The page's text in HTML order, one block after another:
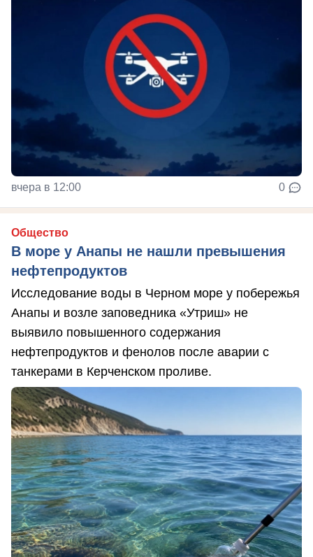
вчера в 12:00 0
Общество
В море у Анапы не нашли превышения
нефтепродуктов
Исследование воды в Черном море у побережья
Анапы и возле заповедника «Утриш» не
выявило повышенного содержания
нефтепродуктов и фенолов после аварии с
танкерами в Керченском проливе.